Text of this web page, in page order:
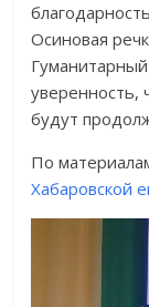
Осиновая
уверенность,
будут
По
Хабаровской